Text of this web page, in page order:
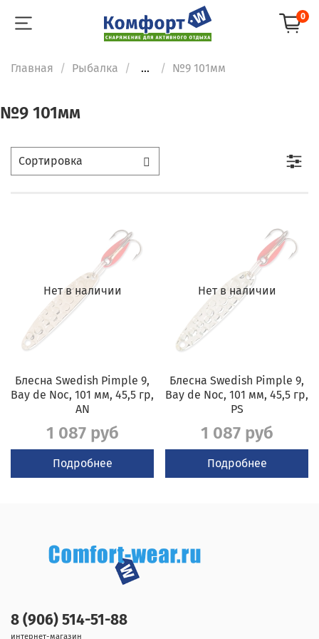
0
Главная Рыбалка ... №9 101мм
№9 101мм
Нет в наличии
Блесна Swedish Pimple 9,
Bay de Noc, 101 мм, 45,5 гр,
AN
1 087 руб
Подробнее
Нет в наличии
Блесна Swedish Pimple 9,
Bay de Noc, 101 мм, 45,5 гр,
PS
1 087 руб
Подробнее
8 (906) 514-51-88
интернет-магазин